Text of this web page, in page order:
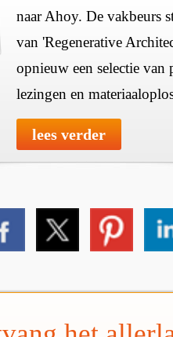
naar Ahoy. De vakbeurs
van 'Regenerative
opnieuw een selectie van
lezingen en
lees verder